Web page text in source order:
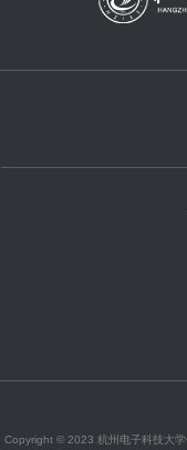
Copyright © 2023 杭州电子科技大